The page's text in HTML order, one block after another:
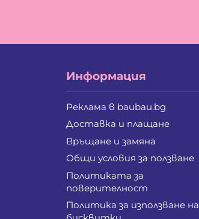
Информация
Реклама в baubau.bg
Доставка и плащане
Връщане и замяна
Общи условия за ползване
Политиката за
поверителност
Политика за използване на